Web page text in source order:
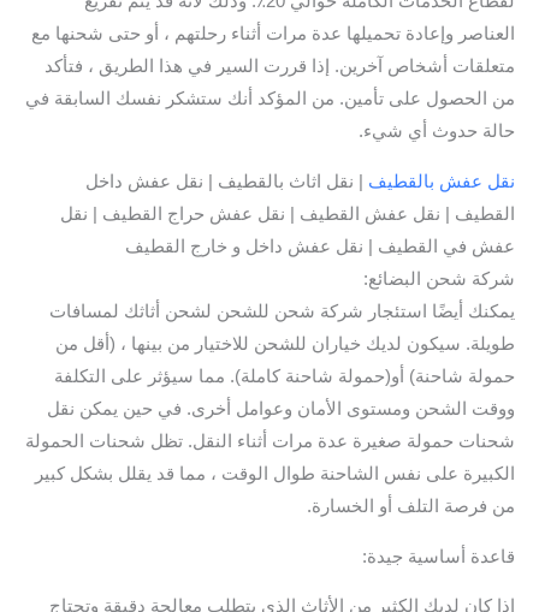
العناصر وإعادة تحميلها عدة مرات أثناء رحلتهم ، أو حتى شحنها مع
متعلقات أشخاص آخرين. إذا قررت السير في هذا الطريق ، فتأكد
من الحصول على تأمين. من المؤكد أنك ستشكر نفسك السابقة في
حالة حدوث أي شيء.
نقل عفش بالقطيف | نقل اثاث بالقطيف | نقل عفش داخل
القطيف | نقل عفش القطيف | نقل عفش حراج القطيف | نقل
عفش في القطيف | نقل عفش داخل و خارج القطيف
شركة شحن البضائع:
يمكنك أيضًا استئجار شركة شحن للشحن لشحن أثاثك لمسافات
طويلة. سيكون لديك خياران للشحن للاختيار من بينها ، (أقل من
حمولة شاحنة) أو(حمولة شاحنة كاملة). مما سيؤثر على التكلفة
ووقت الشحن ومستوى الأمان وعوامل أخرى. في حين يمكن نقل
شحنات حمولة صغيرة عدة مرات أثناء النقل. تظل شحنات الحمولة
الكبيرة على نفس الشاحنة طوال الوقت ، مما قد يقلل بشكل كبير
من فرصة التلف أو الخسارة.
قاعدة أساسية جيدة:
إذا كان لديك الكثير من الأثاث الذي يتطلب معالجة دقيقة وتحتاج